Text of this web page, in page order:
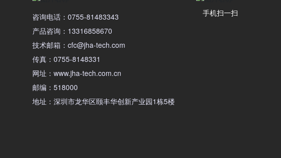
咨询电话：0755-81483343
产品咨询：13316858670
技术邮箱：cfc@jha-tech.com
传真：0755-8148331
网址：www.jha-tech.com.cn
邮编：518000
地址：深圳市龙华区颐丰华创新产业园1栋5楼
手机扫一扫